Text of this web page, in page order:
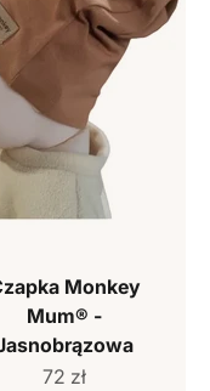
Monkey
Mum® -
Cena sprzedaży
72 zł